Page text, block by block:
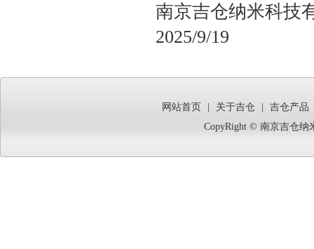
南京吉仓纳米科技
2025/9/19
网站首页 关于吉仓 吉仓产品
CopyRight © 南京吉仓